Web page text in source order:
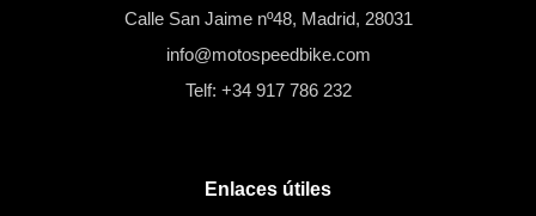
Calle San Jaime nº48, Madrid, 28031
info@motospeedbike.com
Telf: +34 917 786 232
Enlaces útiles